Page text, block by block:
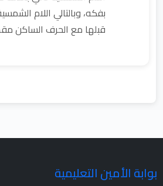
بفكه، وبالتالي اللام
قبلها مع الحرف الساكن
بوابة الأمين التعليمية